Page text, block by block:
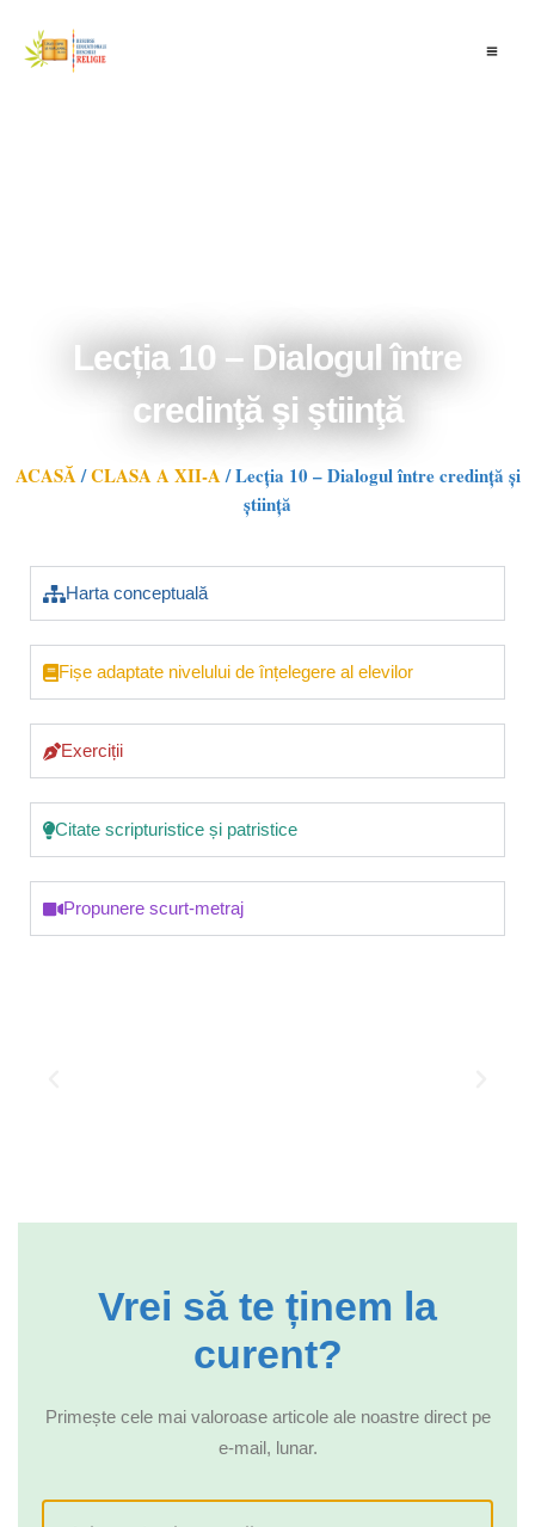
content
Lecția 10 – Dialogul între
credinţă şi ştiinţă
ACASĂ/CLASA A XII-A/Lecția 10 – Dialogul între credinţă şi
ştiinţă
Harta conceptuală
Fișe adaptate nivelului de înțelegere al elevilor
Exerciții
Citate scripturistice și patristice
Propunere scurt-metraj
Vrei să te ținem la
curent?
Primește cele mai valoroase articole ale noastre direct pe
e-mail, lunar.